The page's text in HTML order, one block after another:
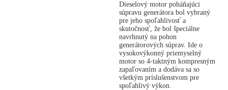
Dieselový motor poháňajúci
súpravu generátora bol vybraný
pre jeho spoľahlivosť a
skutočnosť, že bol špeciálne
navrhnutý na pohon
generátorových súprav. Ide o
vysokovýkonný priemyselný
motor so 4-taktným kompresným
zapaľovaním a dodáva sa so
všetkým príslušenstvom pre
spoľahlivý výkon.